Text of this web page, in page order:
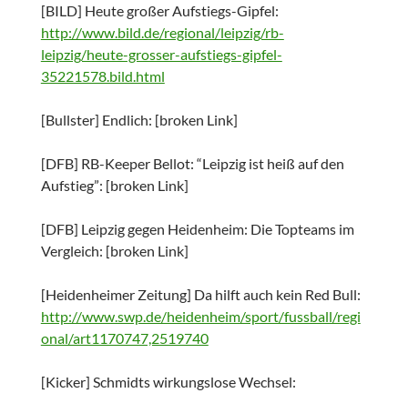
[BILD] Heute großer Aufstiegs-Gipfel:
http://www.bild.de/regional/leipzig/rb-
leipzig/heute-grosser-aufstiegs-gipfel-
35221578.bild.html
[Bullster] Endlich: [broken Link]
[DFB] RB-Keeper Bellot: “Leipzig ist heiß auf den
Aufstieg”: [broken Link]
[DFB] Leipzig gegen Heidenheim: Die Topteams im
Vergleich: [broken Link]
[Heidenheimer Zeitung] Da hilft auch kein Red Bull:
http://www.swp.de/heidenheim/sport/fussball/regi
onal/art1170747,2519740
[Kicker] Schmidts wirkungslose Wechsel: